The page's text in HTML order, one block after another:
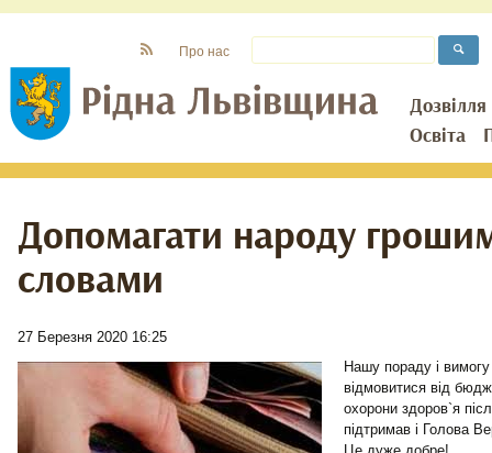
Дозвілля
Освіта
Про нас
Допомагати народу
словами
27 Березня 2020 16:25
Нашу пораду і
відмовитися від
охорони здоров`я
підтримав і Голова